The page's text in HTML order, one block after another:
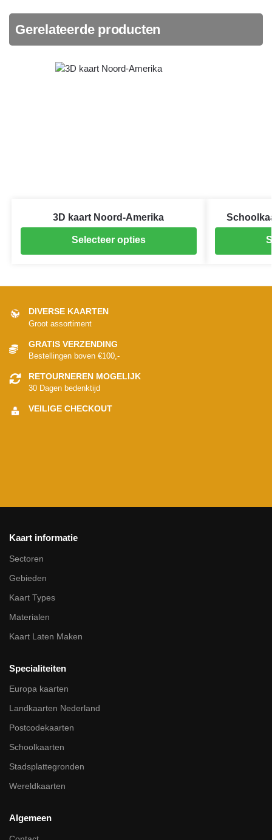
Gerelateerde producten
3D kaart Noord-Amerika
Selecteer opties
DIVERSE KAARTEN
Groot assortiment
GRATIS VERZENDING
Bestellingen boven €100,-
RETOURNEREN MOGELIJK
30 Dagen bedenktijd
VEILIGE CHECKOUT
Kaart informatie
Sectoren
Gebieden
Kaart Types
Materialen
Kaart Laten Maken
Specialiteiten
Europa kaarten
Landkaarten Nederland
Postcodekaarten
Schoolkaarten
Stadsplattegronden
Wereldkaarten
Algemeen